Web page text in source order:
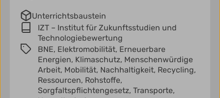
Unterrichtsbaustein
IZT – Institut für Zukunftsstudien und
Technologiebewertung
BNE, Elektromobilität, Erneuerbare
Energien, Klimaschutz, Menschenwürdige
Arbeit, Mobilität, Nachhaltigkeit, Recycling,
Ressourcen, Rohstoffe,
Sorgfaltspflichtengesetz, Transporte,